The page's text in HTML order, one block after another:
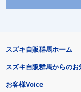
スズキ自販群馬ホーム
スズキ自販群馬からのお
お客様Voice